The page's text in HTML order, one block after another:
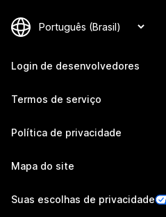
Login de desenvolvedores
Termos de serviço
Política de privacidade
Mapa do site
Suas escolhas de privacidade